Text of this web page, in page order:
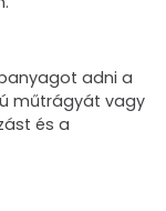
adni a
műtrágyát vagy
és a